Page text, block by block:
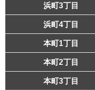
浜町3丁目
浜町4丁目
本町1丁目
本町2丁目
本町3丁目